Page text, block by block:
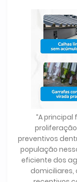
“A
preventivos
população
eficiente dos
domiciliares,